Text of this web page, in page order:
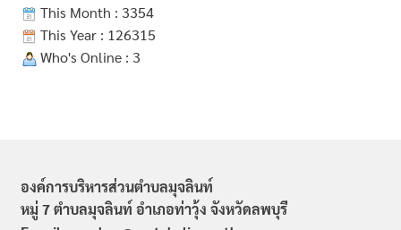
This Month : 3354
This Year : 126315
Who's Online : 3
องค์การบริหารส่วนตำบลมุจลินท์
หมู่ 7 ตำบลมุจลินท์ อำเภอท่าวุ้ง จังหวัดลพบุรี